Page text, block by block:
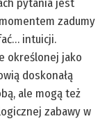
pytania jest
zadumy
intuicji.
określonej jako
doskonałą
ale mogą też
zabawy w